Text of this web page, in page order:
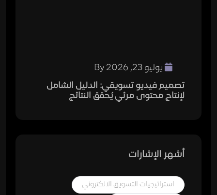
يوليو 23, 2026
By
تصميم فيديو تسويقي: الدليل الشامل
لإنتاج محتوى مرئي يُحقق النتائج
أشهر الإشارات
استراتيجيات التسويق الالكتروني